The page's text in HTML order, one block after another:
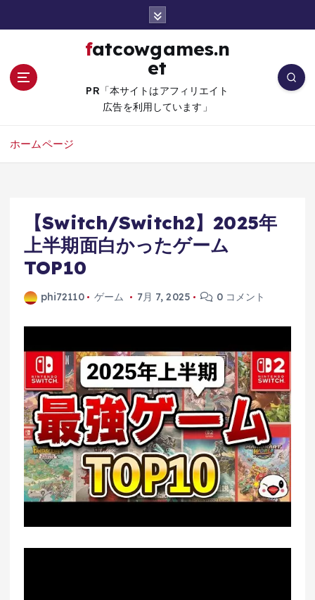
fatcowgames.n
et
PR「本サイトはアフィリエイト
広告を利用しています」
ホームページ
【Switch/Switch2】2025年
上半期面白かったゲーム
TOP10
phi72110 ゲーム 7月 7, 2025 0 コメント